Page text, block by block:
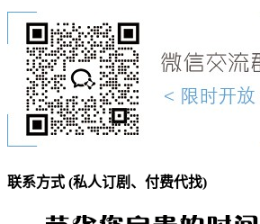
联系方式 (私人订剧、付费代找)